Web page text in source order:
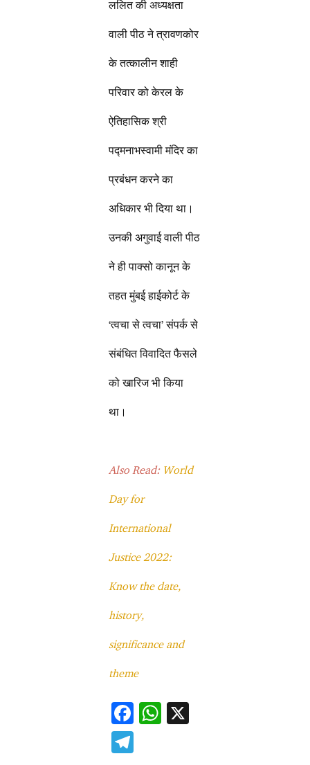
ललित की अध्यक्षता
वाली पीठ ने त्रावणकोर
के तत्कालीन शाही
परिवार को केरल के
ऐतिहासिक श्री
पद्मनाभस्वामी मंदिर का
प्रबंधन करने का
अधिकार भी दिया था।
उनकी अगुवाई वाली पीठ
ने ही पाक्सो कानून के
तहत मुंबई हाईकोर्ट के
‘त्वचा से त्वचा’ संपर्क से
संबंधित विवादित फैसले
को खारिज भी किया
था।
Also Read: World
Day for
International
Justice 2022:
Know the date,
history,
significance and
theme
F
W